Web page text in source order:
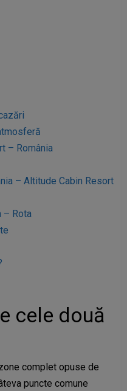
– România
– Altitude Cabin Resort
– Rota
cele două
complet opuse de
puncte comune